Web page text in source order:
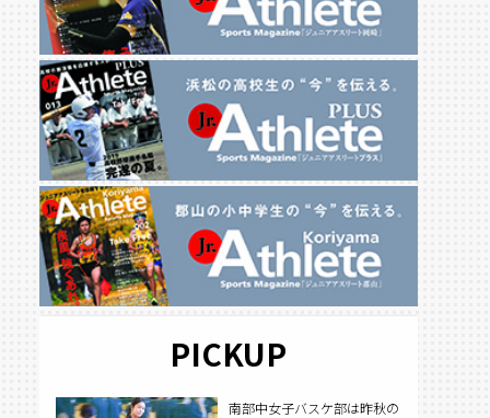
PICKUP
南部中女子バスケ部は昨秋の